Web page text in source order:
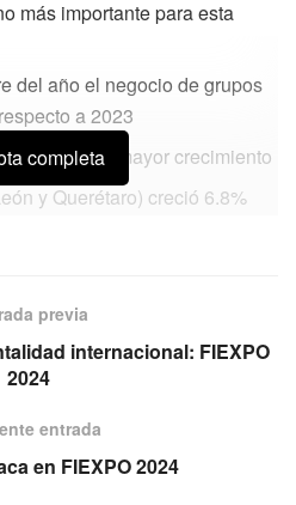
más importante para esta
del año el negocio de grupos
a 2023
destino con mayor crecimiento
y Querétaro) creció 6.8%
completa
previa
internacional: FIEXPO
2024
entrada
en FIEXPO 2024